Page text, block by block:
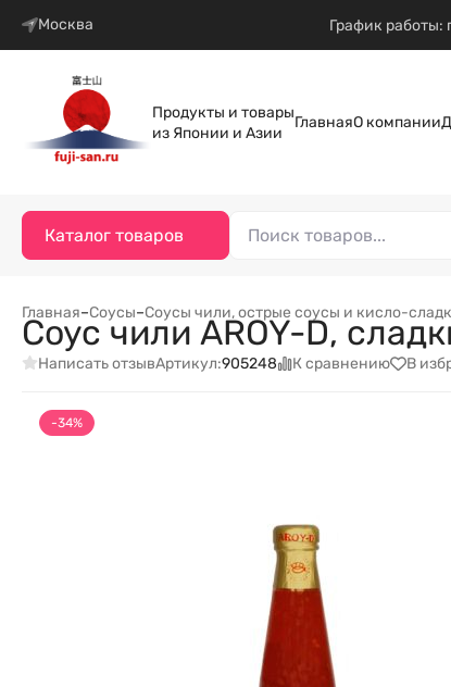
Москва График работы:
Продукты и товары
из Японии и Азии
ГлавнаяО компании
Каталог товаров
Главная–Соусы–Соусы чили, острые соусы и кисло-
Соус чили AROY-D,
Написать отзывАртикул:905248 К сравнению В
-34%